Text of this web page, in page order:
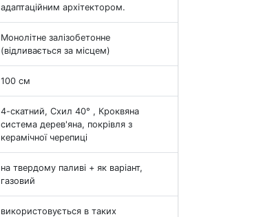
адаптаційним архітектором.
Монолітне залізобетонне
(відливається за місцем)
100 см
4-скатний, Схил 40° , Кроквяна
система дерев'яна, покрівля з
керамічної черепиці
на твердому паливі + як варіант,
газовий
використовується в таких